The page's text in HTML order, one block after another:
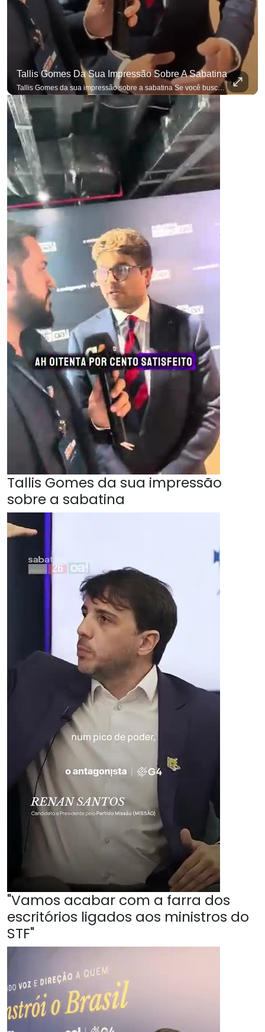
Tallis Gomes Da Sua Impressão Sobre A Sabatina
Tallis Gomes da sua impressão sobre a sabatina Se você busca informação com credibilidade, inscreva-se agora e ative o
Tallis Gomes da sua impressão
sobre a sabatina
"Vamos acabar com a farra dos
escritórios ligados aos ministros do
STF"